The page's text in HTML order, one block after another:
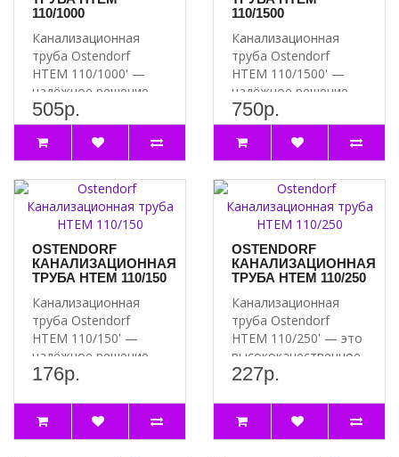
110/1000
Канализационная
труба Ostendorf
HTEM 110/1000' —
надёжное решение
для вашей
канализации И..
505р.
110/1500
Канализационная
труба Ostendorf
HTEM 110/1500' —
надёжное решение
для вашей
канализации ..
750р.
OSTENDORF
КАНАЛИЗАЦИОННАЯ
ТРУБА HTEM 110/150
Канализационная
труба Ostendorf
HTEM 110/150' —
надёжное решение
для вашей
176р.
OSTENDORF
КАНАЛИЗАЦИОННАЯ
ТРУБА HTEM 110/250
Канализационная
труба Ostendorf
HTEM 110/250' — это
высококачественное
решение для систем ..
227р.